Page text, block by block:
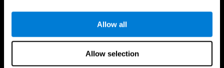
Allow all
Allow selection